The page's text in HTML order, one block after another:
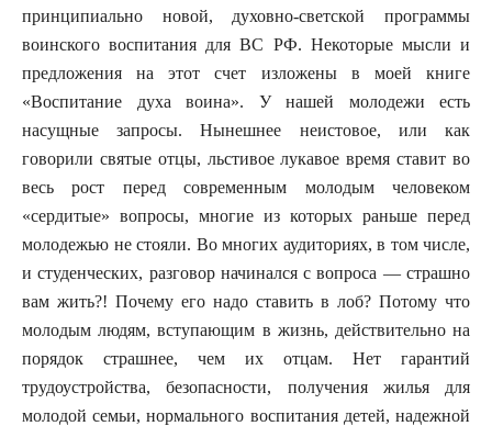
принципиально новой, духовно-светской программы
воинского воспитания для ВС РФ. Некоторые мысли и
предложения на этот счет изложены в моей книге
«Воспитание духа воина». У нашей молодежи есть
насущные запросы. Нынешнее неистовое, или как
говорили святые отцы, льстивое лукавое время ставит во
весь рост перед современным молодым человеком
«сердитые» вопросы, многие из которых раньше перед
молодежью не стояли. Во многих аудиториях, в том числе,
и студенческих, разговор начинался с вопроса — страшно
вам жить?! Почему его надо ставить в лоб? Потому что
молодым людям, вступающим в жизнь, действительно на
порядок страшнее, чем их отцам. Нет гарантий
трудоустройства, безопасности, получения жилья для
молодой семьи, нормального воспитания детей, надежной